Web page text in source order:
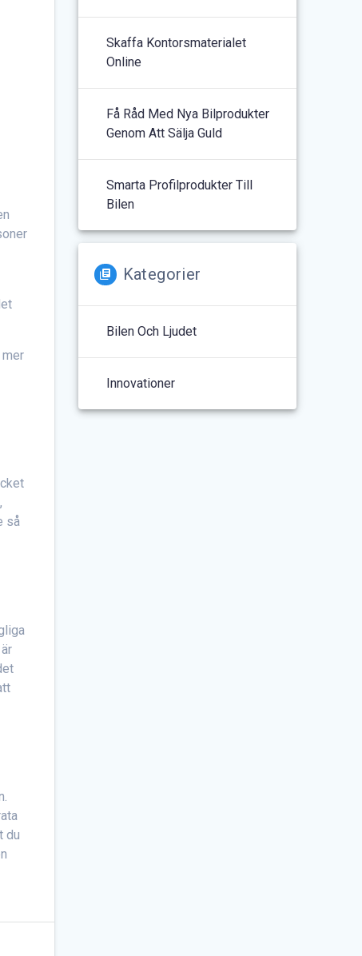
så
du
Skaffa Kontorsmaterialet
Online
Få Råd Med Nya Bilprodukter
Genom Att Sälja Guld
Smarta Profilprodukter Till
Bilen
Kategorier
Bilen Och Ljudet
Innovationer